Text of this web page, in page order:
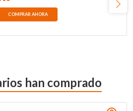
COMPRAR AHORA
han comprado